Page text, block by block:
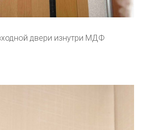
двери изнутри МДФ